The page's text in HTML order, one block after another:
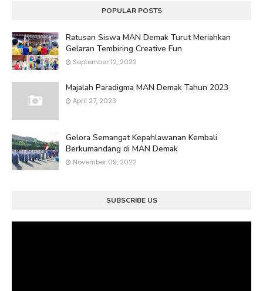
POPULAR POSTS
Ratusan Siswa MAN Demak Turut Meriahkan
Gelaran Tembiring Creative Fun
September 12, 2022
Majalah Paradigma MAN Demak Tahun 2023
April 27, 2023
Gelora Semangat Kepahlawanan Kembali
Berkumandang di MAN Demak
November 09, 2022
SUBSCRIBE US